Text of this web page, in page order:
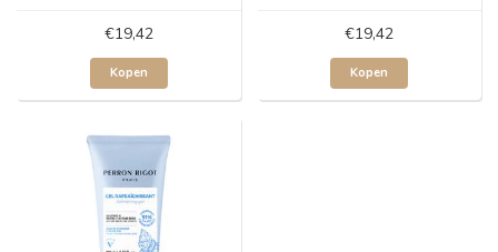
€19,42
Kopen
€19,42
Kopen